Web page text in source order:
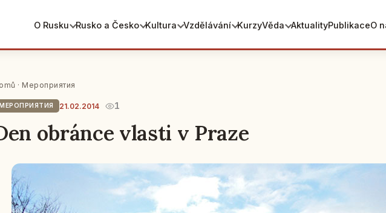
O Rusku Rusko a Česko Kultura Vzdělávání KurzyVěda AktualityPublikaceO
· Мероприятия
21.02.2014 1
obránce vlasti v Praze